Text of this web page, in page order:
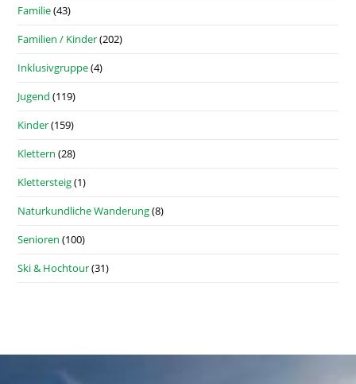
Familie(43)
Familien / Kinder(202)
Inklusivgruppe(4)
Jugend (119)
Kinder(159)
Klettern (28)
Klettersteig(1)
Naturkundliche Wanderung(8)
Senioren (100)
Ski & Hochtour(31)